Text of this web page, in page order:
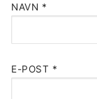
NAVN *
E-POST *